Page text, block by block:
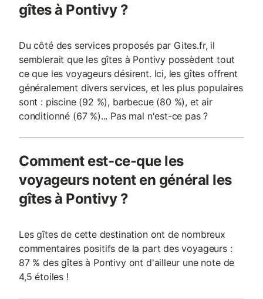
gîtes à Pontivy ?
Du côté des services proposés par Gites.fr, il
semblerait que les gîtes à Pontivy possèdent tout
ce que les voyageurs désirent. Ici, les gîtes offrent
généralement divers services, et les plus populaires
sont : piscine (92 %), barbecue (80 %), et air
conditionné (67 %)... Pas mal n'est-ce pas ?
Comment est-ce-que les
voyageurs notent en général les
gîtes à Pontivy ?
Les gîtes de cette destination ont de nombreux
commentaires positifs de la part des voyageurs :
87 % des gîtes à Pontivy ont d'ailleur une note de
4,5 étoiles !